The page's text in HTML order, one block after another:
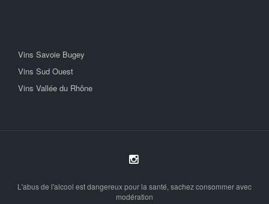
Vins Savoie Bugey
Vins Sud Ouest
Vins Vallée du Rhône
L'abus de l'alcool est dangereux pour la santé, sachez consommer avec
modération